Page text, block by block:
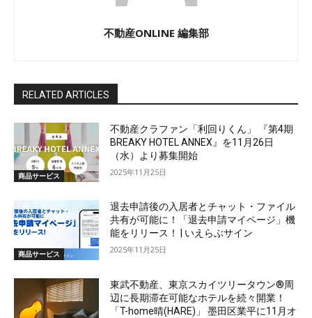
不動産ONLINE 編集部
RELATED ARTICLES
商品サービス
不動産クラファン「利回りくん」 『第4期
BREAKY HOTEL ANNEX』を11月26日
（水）より募集開始
2025年11月25日
商品サービス
退去申請後の入居者とチャット・ファイル
共有が可能に！「退去申請マイページ」機
能をリリース！ | いえらぶサイン
2025年11月25日
東武不動産、東京スカイツリータウン®周
辺に長期滞在可能なホテルを続々開業！
「T-home晴(HARE)」 墨田区業平に11月オ